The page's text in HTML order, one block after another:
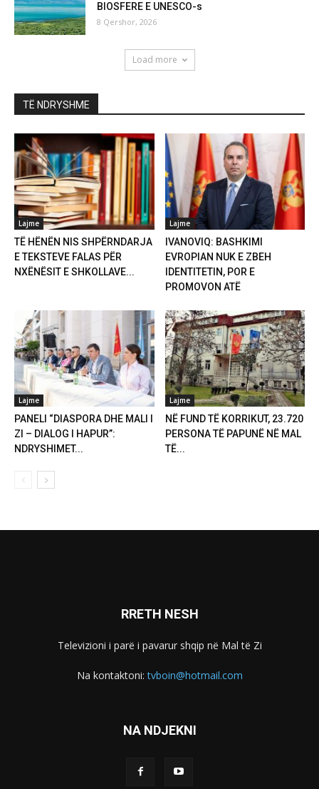
BIOSFERE E UNESCO-s
8 Qershor, 2026
Load more
TË NDRYSHME
Lajme
TË HËNËN NIS SHPËRNDARJA
E TEKSTEVE FALAS PËR
NXËNËSIT E SHKOLLAVE...
Lajme
IVANOVIQ: BASHKIMI
EVROPIAN NUK E ZBEH
IDENTITETIN, POR E
PROMOVON ATË
Lajme
PANELI “DIASPORA DHE MALI I
ZI – DIALOG I HAPUR”:
NDRYSHIMET...
Lajme
NË FUND TË KORRIKUT, 23.720
PERSONA TË PAPUNË NË MAL
TË...
RRETH NESH
Televizioni i parë i pavarur shqip në Mal të Zi
Na kontaktoni:tvboin@hotmail.com
NA NDJEKNI